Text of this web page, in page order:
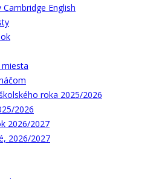
Cambridge English
roka 2025/2026
2026
2026/2027
2026/2027